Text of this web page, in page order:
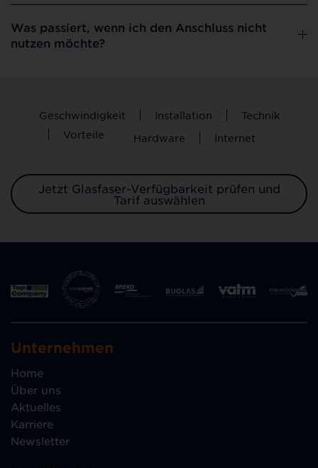
Was passiert, wenn ich den Anschluss nicht
nutzen möchte?
Geschwindigkeit Installation
Technik
Vorteile
Hardware Internet
Jetzt Glasfaser-Verfügbarkeit prüfen und
Tarif auswählen
Unternehmen
Home
Über uns
Aktuelles
Karriere
Newsletter